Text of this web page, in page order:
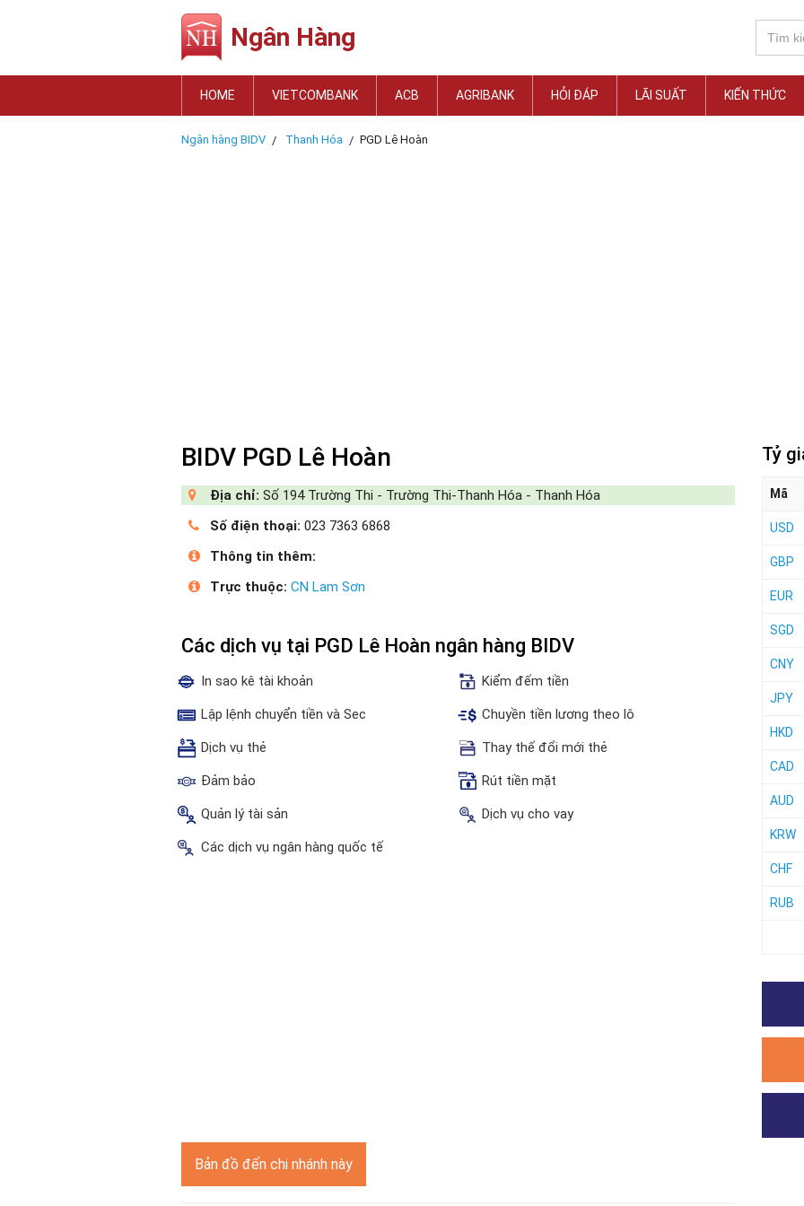
Ngân Hàng
HOME VIETCOMBANK ACB AGRIBANK HỎI ĐÁP LÃI SUẤT KIẾN THỨC
Ngân hàng BIDV Thanh Hóa PGD Lê Hoàn
BIDV PGD Lê Hoàn
Địa chỉ: Số 194 Trường Thi - Trường Thi-Thanh Hóa - Thanh Hóa
Số điện thoại: 023 7363 6868
Thông tin thêm:
Trực thuộc: CN Lam Sơn
Các dịch vụ tại PGD Lê Hoàn ngân hàng BIDV
In sao kê tài khoản Kiểm đếm tiền
Lập lệnh chuyển tiền và Sec Chuyền tiền lương theo lô
Dịch vụ thẻ Thay thế đổi mới thẻ
Đảm bảo Rút tiền mặt
Quản lý tài sản Dịch vụ cho vay
Các dịch vụ ngân hàng quốc tế
Bản đồ đến chi nhánh này
Tỷ
Mã
USD
GBP
EUR
SGD
CNY
JPY
HKD
CAD
AUD
KRW
CHF
RUB